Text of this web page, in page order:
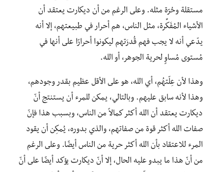
مستقلة وحُرّة مثله. وعلى الرغم من أن ديكارت يعتقد أن
الأشياء المُفَكِّرة، مثل الناس، هم أحرار في طبيعتهم، إلا أنه
يدّعي أنه لا يجب فهم قُدرَتهم ليكونوا أحرارًا على أنها في
مُستوى مُساوٍ لحرية الجوهر، أو الله.
وهذا لأن عِلّتهُم، أي الله، هو على الأقل عظيم بقدر وجودهم،
وهذا لأنه سابق عليهم. وبالتالي، يمكن للمرء أن يستنتج أنّ
ديكارت يعتقد أن الله أكثر كمالاً من الناس، وبسبب هذا فإنّ
صفات الله أكثر قوة من صفاتهم، والذي بدوره، يُمكِن أن يقود
المرء للاعتقاد بأن الله أكثر حرية من الناس أيضًا. وعلى الرغم
من أنّ هذا ما يبدو عليه الحال، إلا أنّ ديكارت يؤكد أيضًا على أنّ